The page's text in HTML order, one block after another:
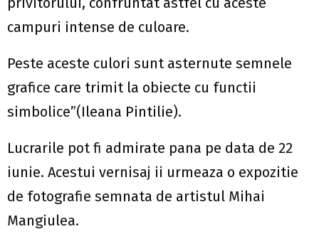
campuri intense de culoare.
Peste aceste culori sunt asternute semnele
grafice care trimit la obiecte cu functii
simbolice”(Ileana Pintilie).
Lucrarile pot fi admirate pana pe data de 22
iunie. Acestui vernisaj ii urmeaza o expozitie
de fotografie semnata de artistul Mihai
Mangiulea.